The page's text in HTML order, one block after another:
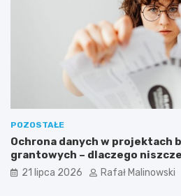
POZOSTAŁE
Ochrona danych w projektach
grantowych – dlaczego
musi być częścią procedury?
21 lipca 2026 Rafał Malinowski